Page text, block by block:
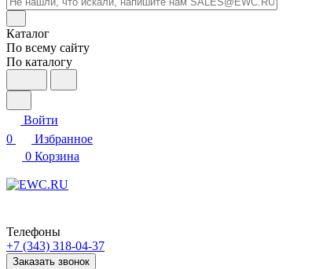
Каталог
По всему сайту
По каталогу
Войти
0
Избранное
0 Корзина
Телефоны
+7 (343) 318-04-37
Заказать звонок